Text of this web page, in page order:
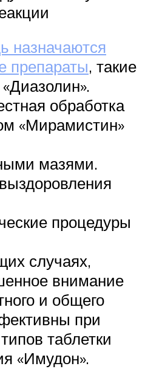
назначаются
препараты, такие
обработка
«Мирамистин»
мазями.
процедуры
случаях,
внимание
и общего
при
таблетки
«Имудон».